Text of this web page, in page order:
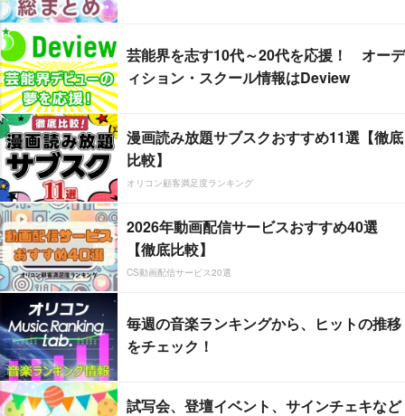
芸能界を志す10代～20代を応援！ オーデ
ィション・スクール情報はDeview
漫画読み放題サブスクおすすめ11選【徹底
比較】
オリコン顧客満足度ランキング
2026年動画配信サービスおすすめ40選
【徹底比較】
CS動画配信サービス20選
毎週の音楽ランキングから、ヒットの推移
をチェック！
試写会、登壇イベント、サインチェキなど